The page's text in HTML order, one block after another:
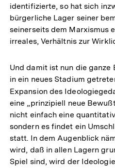
identifizierte, so hat sich
bürgerliche Lager seiner
seinerseits dem Marxismus
irreales, Verhältnis zur
Und damit ist nun die ganze
in ein neues Stadium
Expansion des
eine „prinzipiell neue
nicht einfach eine
sondern es findet ein
statt. In dem Augenblick
wird, daß in allen Lagern
Spiel sind, wird der